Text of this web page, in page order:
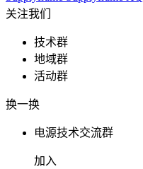
关注我们
技术群
地域群
活动群
换一换
电源技术交流群
加入